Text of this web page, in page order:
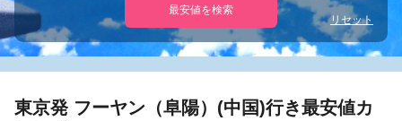
最安値を検索
リセット
東京発 フーヤン（阜陽）(中国)行き最安値カ